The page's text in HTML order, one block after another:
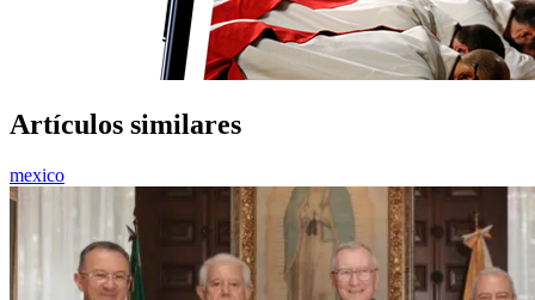
Artículos similares
mexico